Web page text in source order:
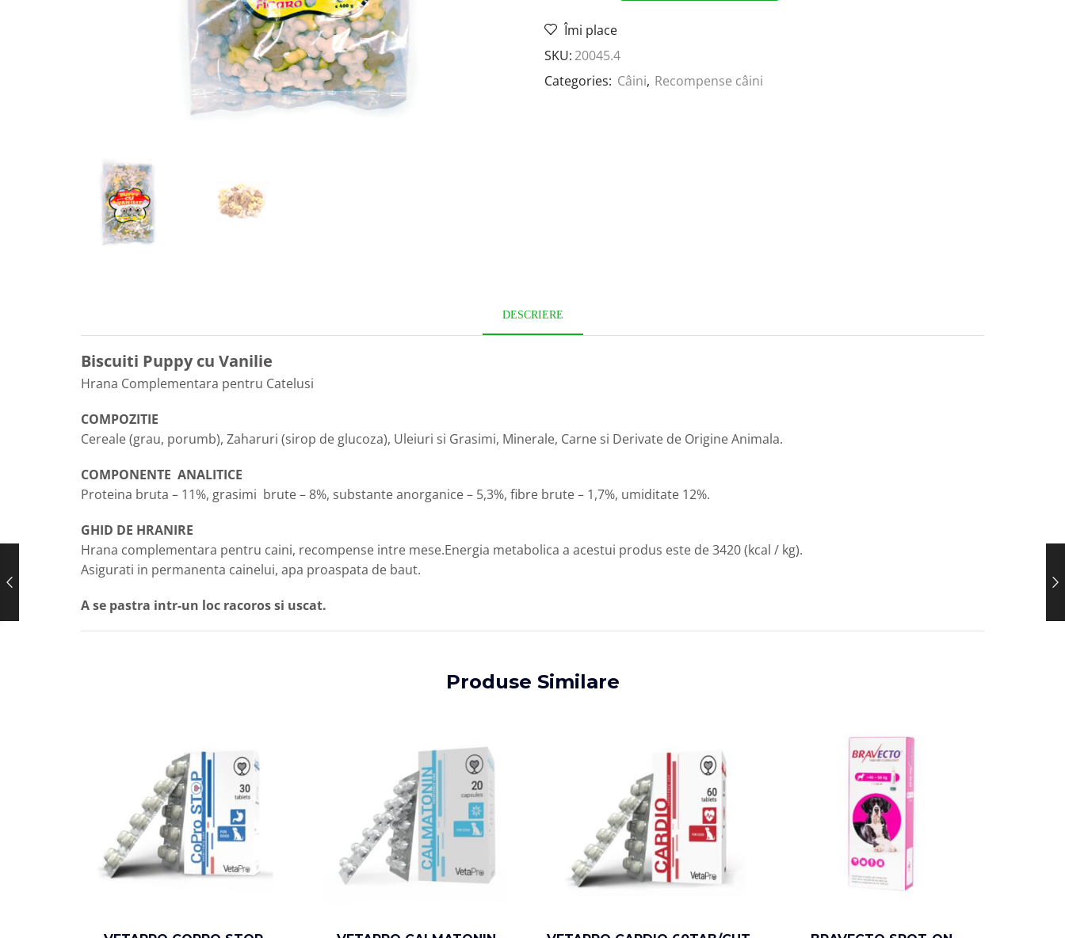
Îmi place
SKU:20045.4
Categories: Câini, Recompense câini
DESCRIERE
Biscuiti Puppy cu Vanilie
Hrana Complementara pentru Catelusi
COMPOZITIE
Cereale (grau, porumb), Zaharuri (sirop de glucoza), Uleiuri si Grasimi, Minerale, Carne si Derivate de Origine Animala.
COMPONENTE ANALITICE
Proteina bruta – 11%, grasimi brute – 8%, substante anorganice – 5,3%, fibre brute – 1,7%, umiditate 12%.
GHID DE HRANIRE
Hrana complementara pentru caini, recompense intre mese.Energia metabolica a acestui produs este de 3420 (kcal / kg).
Asigurati in permanenta cainelui, apa proaspata de baut.
A se pastra intr-un loc racoros si uscat.
Produse Similare